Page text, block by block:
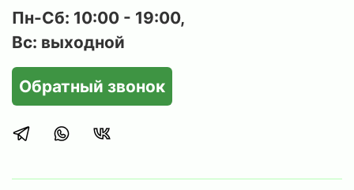
вынос сейфа злоумышленниками.
Стильный внешний вид:
эффектом молотковой эмали, которая
защищает корпус от царапин и придает
Габариты изделий приведены без учета
Пн-Сб: 10:00 - 19:00,
Вс: выходной
Обратный звонок